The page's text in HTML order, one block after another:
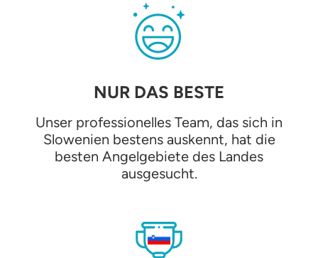
NUR DAS BESTE
Unser professionelles Team, das sich in
Slowenien bestens auskennt, hat die
besten Angelgebiete des Landes
ausgesucht.